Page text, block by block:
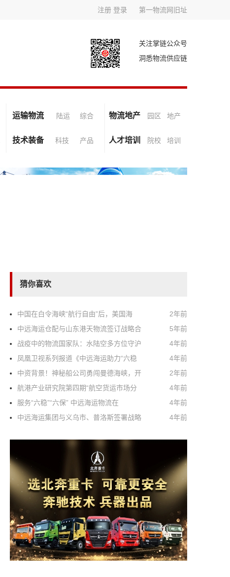
注册 登录 第一物流网旧址
关注掌链公众号
洞悉物流供应链
运输物流 陆运 综合 物流地产 园区 地产
技术装备 科技 产品 人才培训 院校 培训
猜你喜欢
中国在白令海峡“航行自由”后，美国海
2年前
中远海运仓配与山东港天物流签订战略合
5年前
战疫中的物流国家队：水陆空多方位守沪
4年前
凤凰卫视系列报道《中远海运助力“六稳
4年前
中资背景！神秘船公司勇闯曼德海峡，开
2年前
航港产业研究院第四期“航空货运市场分
4年前
服务“六稳”“六保” 中远海运物流在
4年前
中远海运集团与义乌市、普洛斯签署战略
4年前